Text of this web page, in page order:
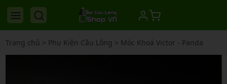
Trang chủ > Phụ Kiện Cầu Lông > Móc Khoá Victor - Panda